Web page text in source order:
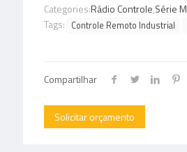
Categories:Rádio Controle,Série M
Tags: Controle Remoto Industrial
Compartilhar
Solicitar orçamento